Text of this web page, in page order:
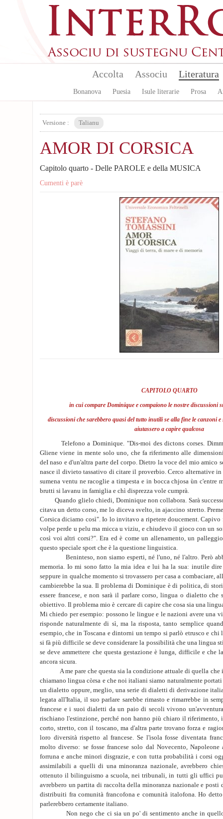
Accolta Associu Literatura
Bonanova Puesia Isule literarie Prosa
Versione : Talianu
AMOR DI CORSICA
Capitolo quarto - Delle PAROLE e della MUSICA
Cumenti è parè
CAPITOLO QUARTO
in cui compare Dominique e compaiono le nostre discussioni
discussioni che sarebbero quasi del tutto inutili se alla fine le canzoni
aiutassero a capire qualcosa
Telefono a Dominique. "Dis-moi des dictons corses. Dimmi
Gliene viene in mente solo uno, che fa riferimento alle
deI naso e d'un'altra parte deI corpo. Dietro la voce del mio amico
nasce il divieto tassativo di citare il proverbio. Cerco alternative
sumena ventu ne racoglie a timpesta e in bocca chjosa ùn c'entre
brutti si lavanu in famiglia e chì disprezza vole cumprà.
Quando glielo chiedi, Dominique non collabora. Sarà
citava un detto corso, me lo diceva svelto, in ajaccino stretto.
Corsica diciamo così". Io lo invitavo a ripetere doucement. Capivo
volpe perde u pelu ma micca u viziu, e chiudevo il gioco con un
così voi altri corsi?". Era ed è come un allenamento, un
questo speciale sport che è la questione linguistica.
Beninteso, non siamo esperti, né l'uno, né l'altro. Però
memoria. Io mi sono fatto la mia idea e lui ha la sua: inutile dire
seppure in qualche momento si trovassero per casa a combaciare,
cambierebbe la sua. Il problema di Dominique è di politica, di
essere francese, e non sarà il parlare corso, lingua o dialetto che
obiettivo. Il problema mio è cercare di capire che cosa sia una
Mi chiedo per esempio: possono le lingue e le nazioni avere una
risponde naturalmente di sì, ma la risposta, tanto semplice
esempio, che in Toscana e dintorni un tempo si parlò etrusco e
si fà più difficile se deve considerare la possibilità che una lingua
se deve ammettere che questa gestazione è lunga, difficile e che
ancora sicura.
A me pare che questa sia la condizione attuale di quella che i
chiamano lingua còrsa e che noi italiani siamo naturalmente
un dialetto oppure, meglio, una serie di dialetti di derivazione
legata all'Italia, il suo parlare sarebbe rimasto e rimarrebbe in
francese e i suoi dialetti da un paio di secoli vivono
rischiano l'estinzione, perché non hanno più chiaro il riferimento,
corto, stretto, con il toscano, ma d'altra parte trovano forza e
loro diversità rispetto al francese. Se l'isola fosse diventata
molto diverso: se fosse francese solo dal Novecento, Napoleone
forruna e anche minori disgrazie, e con tutta probabilità i corsi
assimilabili a quelli di una minoranza nazionale, avrebbero
ottenuto il bilinguismo a scuola, nei tribunali, in tutti gli uffici
avrebbero un partita di raccolta della minoranza nazionale e posti
distribuiti fra comunità francofona e comunità italofona. Ho
parlerebbero certamente italiano.
Non nego che ci sia un po' di sentimento anche in quello